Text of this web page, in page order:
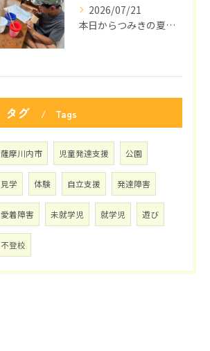
2026/07/21
本日からつみきの夏休みがスタートしました🌞
タグ Tags
薩摩川内市 児童発達支援 公園
見学 体験 自立支援 発達障害
愛着障害 未就学児 就学児 遊び
不登校